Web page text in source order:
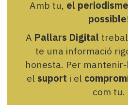
Amb tu, el
possible!
A Pallars Digital
te una informació
honesta. Per
el suport i el
com tu.